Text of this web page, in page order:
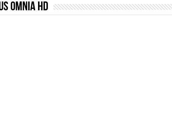
70mai A810 Lite: Piccola, 4K e molto efficace. Ecco come
Omnia HD